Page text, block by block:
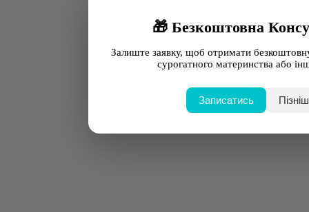
🎁 Безкоштовна
Залиште заявку, щоб отримати
сурогатного материнства або
Записатись